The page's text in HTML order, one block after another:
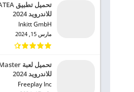
للاندرويد 2024
Inkitt GmbH‏
مارس 15, 2024
للاندرويد 2024
Freeplay Inc‏